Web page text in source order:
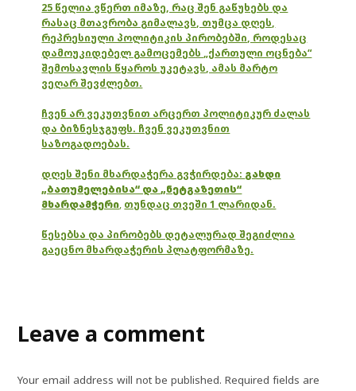
25 წელია ვწერთ იმაზე, რაც შენ გაწუხებს და
რასაც მთავრობა გიმალავს, თუმცა დღეს,
რეპრესიული პოლიტიკის პირობებში, როდესაც
დამოუკიდებელ გამოცემებს „ქართული ოცნება“
შემოსავლის წყაროს უკეტავს, ამას მარტო
ვეღარ შევძლებთ.
ჩვენ არ ვეკუთვნით არცერთ პოლიტიკურ ძალას
და ბიზნესჯგუფს. ჩვენ ვეკუთვნით
საზოგადოებას.
დღეს შენი მხარდაჭერა გვჭირდება: გახდი
„ბათუმელებისა“ და „ნეტგაზეთის“
მხარდამჭერი, თუნდაც თვეში 1 ლარიდან.
წესებსა და პირობებს დეტალურად შეგიძლია
გაეცნო მხარდაჭერის პლატფორმაზე.
Leave a comment
Your email address will not be published. Required fields are